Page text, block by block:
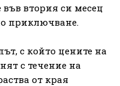
във втория си месец
приключване.
с който цените на
с течение на
от края